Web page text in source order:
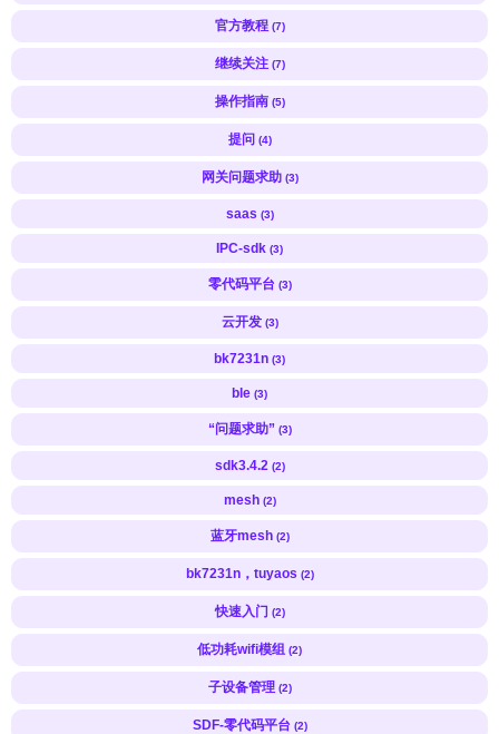
官方教程 (7)
继续关注 (7)
操作指南 (5)
提问 (4)
网关问题求助 (3)
saas (3)
IPC-sdk (3)
零代码平台 (3)
云开发 (3)
bk7231n (3)
ble (3)
“问题求助” (3)
sdk3.4.2 (2)
mesh (2)
蓝牙mesh (2)
bk7231n，tuyaos (2)
快速入门 (2)
低功耗wifi模组 (2)
子设备管理 (2)
SDF-零代码平台 (2)